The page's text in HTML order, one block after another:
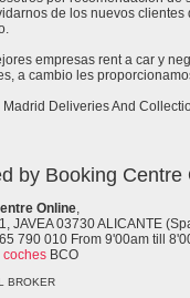
de los nuevos
empresas rent a car y
a cambio les
Deliveries And
by Booking Centre
Online,
JAVEA 03730 ALICANTE
790 010 From 9'00am till
coches BCO
BROKER